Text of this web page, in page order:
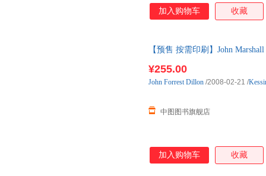
加入购物车 收藏
【预售 按需印刷】John
¥255.00
中图图书旗舰店
John Forrest Dillon /2008-02-21 /
加入购物车 收藏